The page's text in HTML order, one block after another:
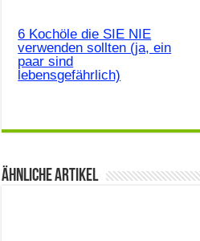
6 Kochöle die SIE NIE
verwenden sollten (ja, ein
paar sind
lebensgefährlich)
Ähnliche Artikel